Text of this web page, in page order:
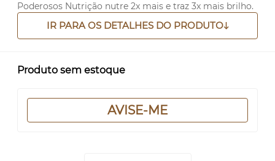
Poderosos Nutrição nutre 2x mais e traz 3x mais brilho.
IR PARA OS DETALHES DO PRODUTO
Produto sem estoque
AVISE-ME